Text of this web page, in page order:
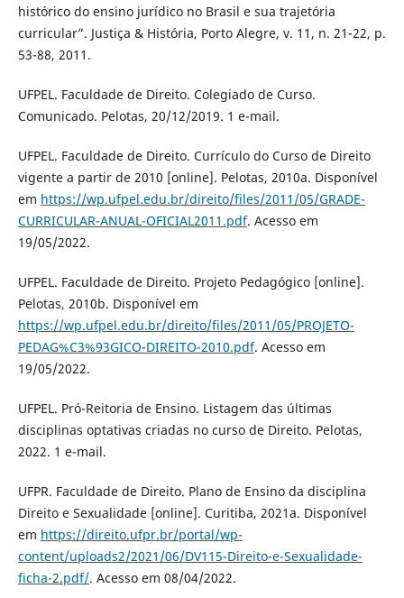
histórico do ensino jurídico no Brasil e sua trajetória
curricular”. Justiça & História, Porto Alegre, v. 11, n. 21-22, p.
53-88, 2011.
UFPEL. Faculdade de Direito. Colegiado de Curso.
Comunicado. Pelotas, 20/12/2019. 1 e-mail.
UFPEL. Faculdade de Direito. Currículo do Curso de Direito
vigente a partir de 2010 [online]. Pelotas, 2010a. Disponível
em https://wp.ufpel.edu.br/direito/files/2011/05/GRADE-
CURRICULAR-ANUAL-OFICIAL2011.pdf. Acesso em
19/05/2022.
UFPEL. Faculdade de Direito. Projeto Pedagógico [online].
Pelotas, 2010b. Disponível em
https://wp.ufpel.edu.br/direito/files/2011/05/PROJETO-
PEDAG%C3%93GICO-DIREITO-2010.pdf. Acesso em
19/05/2022.
UFPEL. Pró-Reitoria de Ensino. Listagem das últimas
disciplinas optativas criadas no curso de Direito. Pelotas,
2022. 1 e-mail.
UFPR. Faculdade de Direito. Plano de Ensino da disciplina
Direito e Sexualidade [online]. Curitiba, 2021a. Disponível
em https://direito.ufpr.br/portal/wp-
content/uploads2/2021/06/DV115-Direito-e-Sexualidade-
ficha-2.pdf/. Acesso em 08/04/2022.